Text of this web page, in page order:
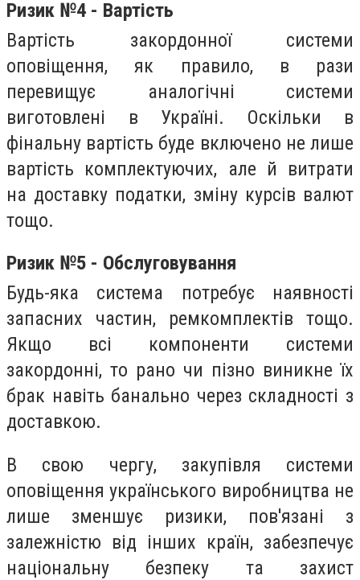
Ризик №4 - Вартість
Вартість закордонної системи
оповіщення, як правило, в рази
перевищує аналогічні системи
виготовлені в Україні. Оскільки в
фінальну вартість буде включено не лише
вартість комплектуючих, але й витрати
на доставку податки, зміну курсів валют
тощо.
Ризик №5 - Обслуговування
Будь-яка система потребує наявності
запасних частин, ремкомплектів тощо.
Якщо всі компоненти системи
закордонні, то рано чи пізно виникне їх
брак навіть банально через складності з
доставкою.
В свою чергу, закупівля системи
оповіщення українського виробництва не
лише зменшує ризики, пов'язані з
залежністю від інших країн, забезпечує
національну безпеку та захист